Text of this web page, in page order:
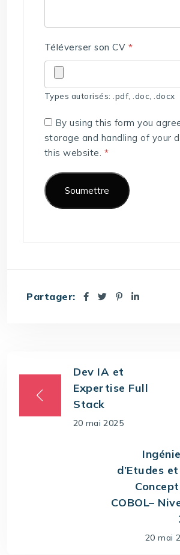
Téléverser son CV *
Types autorisés: .pdf, .doc, .docx
By using this form you
storage and handling of your
this website. *
Partager:
Dev IA et
Expertise Full
Stack
20 mai 2025
d’Etudes
COBOL–
20 mai